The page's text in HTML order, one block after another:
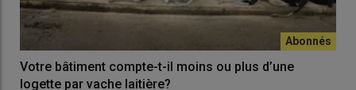
Votre bâtiment compte-t-il moins ou plus d’une
logette par vache laitière?